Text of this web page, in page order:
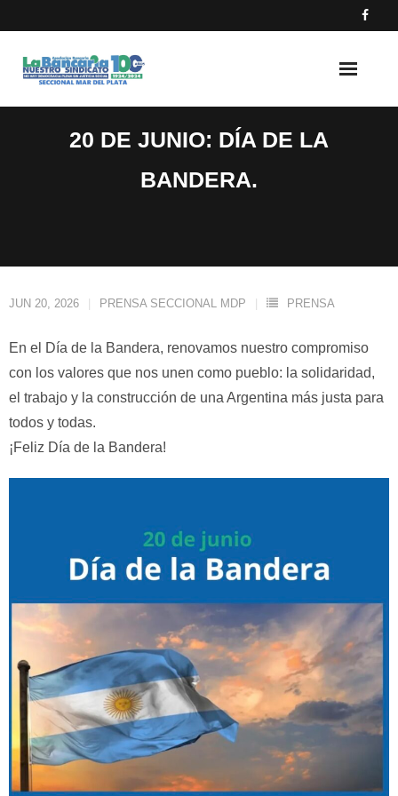
to
content
20 DE JUNIO: DÍA DE LA
BANDERA.
JUN 20, 2026 PRENSA SECCIONAL MDP PRENSA
En el Día de la Bandera, renovamos nuestro compromiso
con los valores que nos unen como pueblo: la solidaridad,
el trabajo y la construcción de una Argentina más justa para
todos y todas.
¡Feliz Día de la Bandera!